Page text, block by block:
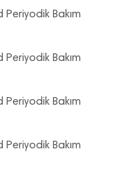
Bakım
Bakım
Bakım
Bakım